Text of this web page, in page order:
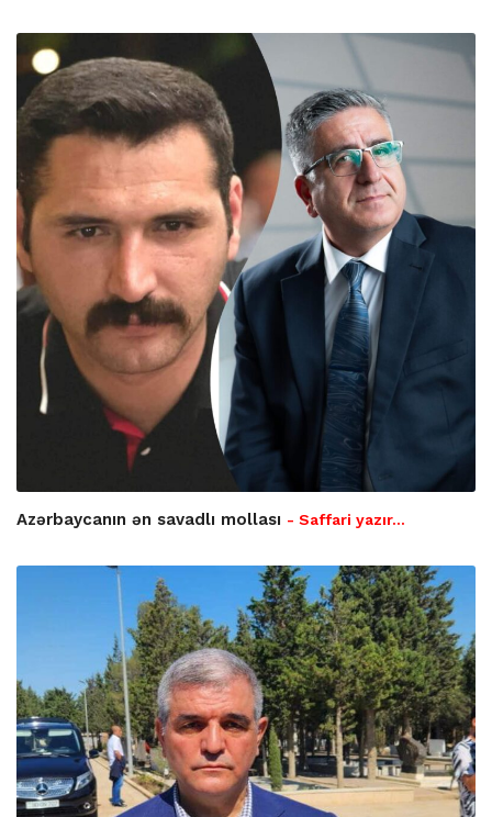
Azərbaycanın ən savadlı mollası - Saffari yazır…